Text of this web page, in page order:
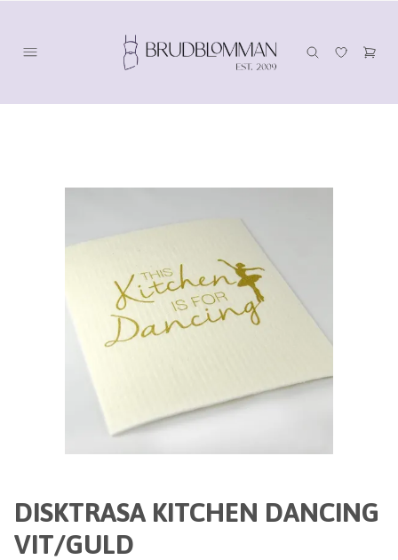
DISKTRASA KITCHEN DANCING
VIT/GULD